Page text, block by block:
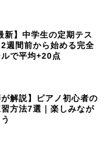
新】中学生の定期テス
2週間前から始める完全
で平均+20点
が解説】ピアノ初心者の
方法7選｜楽しみなが